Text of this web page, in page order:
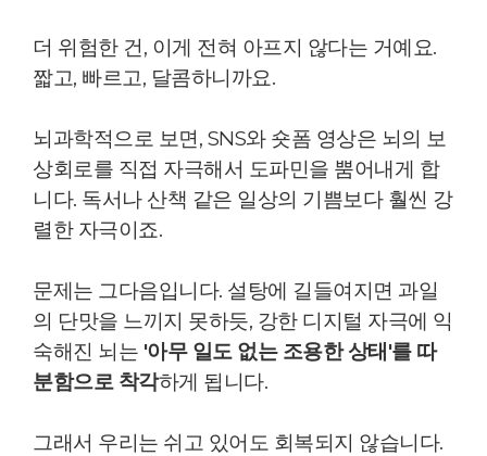
더 위험한 건, 이게 전혀 아프지 않다는 거예요.
짧고, 빠르고, 달콤하니까요.
뇌과학적으로 보면, SNS와 숏폼 영상은 뇌의 보
상회로를 직접 자극해서 도파민을 뿜어내게 합
니다. 독서나 산책 같은 일상의 기쁨보다 훨씬 강
렬한 자극이죠.
문제는 그다음입니다. 설탕에 길들여지면 과일
의 단맛을 느끼지 못하듯, 강한 디지털 자극에 익
숙해진 뇌는 '아무 일도 없는 조용한 상태'를 따
분함으로 착각하게 됩니다.
그래서 우리는 쉬고 있어도 회복되지 않습니다.